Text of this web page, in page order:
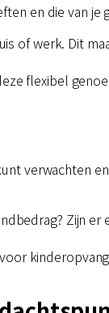
en die van je
of werk. Dit
flexibel
verwachten
Zijn